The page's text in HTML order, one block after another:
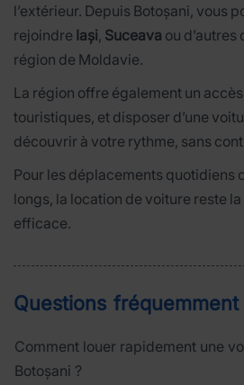
l’extérieur. Depuis Botoșani, vous
rejoindre Iași, Suceava ou
région de Moldavie.
La région offre également un
touristiques, et disposer d’une
découvrir à votre rythme, sans
Pour les déplacements quotidiens
longs, la location de voiture reste
efficace.
Questions
Comment louer rapidement une
Botoșani ?